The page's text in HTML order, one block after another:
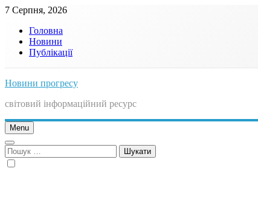
Skip
content
7 Серпня, 2026
Головна
Новини
Публікації
Новини прогресу
світовий інформаційний ресурс
Menu
Пошук: